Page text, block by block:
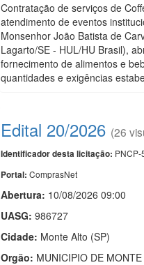
Contratação de serviços de
atendimento de eventos
Monsenhor João Batista de
Lagarto/SE - HUL/HU Brasil),
fornecimento de alimentos e
quantidades e exigências
Edital 20/2026 (26
Identificador desta licitação:
Portal: ComprasNet
Abertura: 10/08/2026 09:00
UASG: 986727
Cidade: Monte Alto (SP)
Orgão: MUNICIPIO DE MONTE